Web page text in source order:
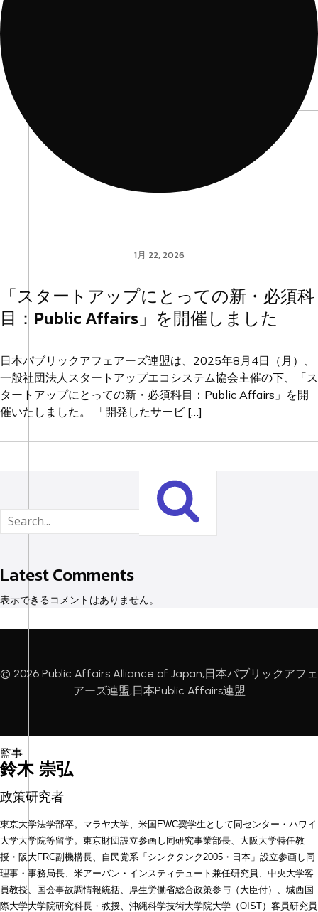
1月 22, 2026
「スタートアップにとっての新・必須科
目：Public Affairs」を開催しました
日本パブリックアフェアーズ連盟は、2025年8月4日（月）、
一般社団法人スタートアップエコシステム協会主催の下、「ス
タートアップにとっての新・必須科目：Public Affairs」を開
催いたしました。 「開発したサービ […]
Latest Comments
表示できるコメントはありません。
© 2026 Public Affairs Alliance of Japan,日本パブリックアフェ
アーズ連盟,日本Public Affairs連盟
鈴木 崇弘
政策研究者
東京大学法学部卒。マラヤ大学、米国EWC奨学生として同センター・ハワイ
大学大学院等留学。東京財団設立参画し同研究事業部長、大阪大学特任教
授・阪大FRC副機構長、自民党系「シンクタンク2005・日本」設立参画し同
理事・事務局長、米アーバン・インスティテュート兼任研究員、中央大学客
員教授、国会事故調情報統括、厚生労働省総合政策参与（大臣付）、城西国
際大学大学院研究科長・教授、沖縄科学技術大学院大学（OIST）客員研究員